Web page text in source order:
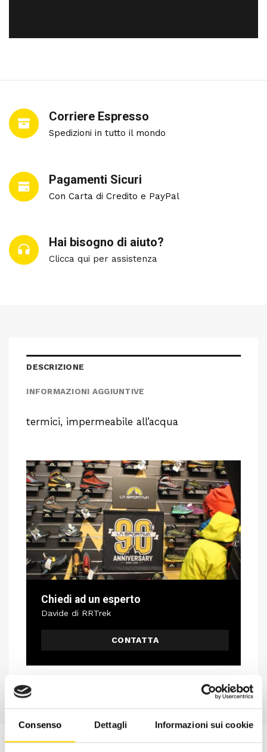
Consenso Dettagli Informazioni sui cookie
Corriere Espresso
Spedizioni in tutto il mondo
Pagamenti Sicuri
Con Carta di Credito e PayPal
Hai bisogno di aiuto?
Clicca qui per assistenza
Chiedi ad un esperto
Davide di RRTrek
CONTATTA
DESCRIZIONE
INFORMAZIONI AGGIUNTIVE
termici, impermeabile all’acqua